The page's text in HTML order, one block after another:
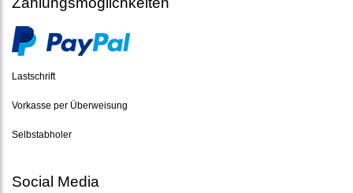
Lastschrift
Vorkasse per Überweisung
Selbstabholer
Social Media